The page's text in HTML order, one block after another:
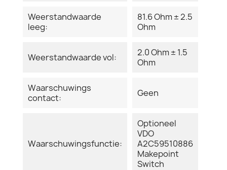
Weerstandwaarde
leeg:
81.6 Ohm ± 2.5
Ohm
Weerstandwaarde vol:
2.0 Ohm ± 1.5
Ohm
Waarschuwings
contact:
Geen
Waarschuwingsfunctie:
Optioneel
VDO
A2C59510886
Makepoint
Switch